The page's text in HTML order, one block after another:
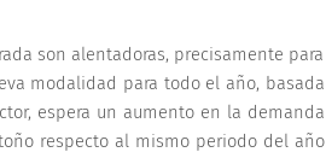
son alentadoras, precisamente para
modalidad para todo el año, basada
espera un aumento en la demanda
respecto al mismo periodo del año